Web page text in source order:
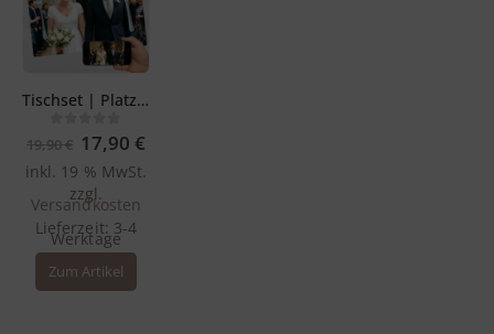
Tischset | Platzset selbst gestalten – 44 x 32 cm aus Premium Vinyl – abwischbar
out of 5
19,90€ Ursprünglicher
Preis
war:
19,90 €
17,90 €Aktueller
ist:
inkl. 19 % MwSt.
zzgl.
Versandkosten
Lieferzeit: 3-4
Werktage
Zum Artikel